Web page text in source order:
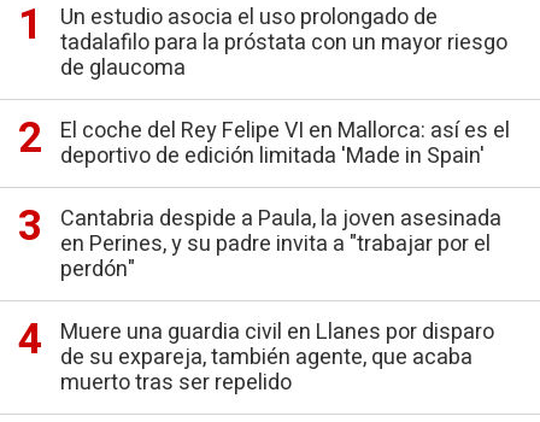
Un estudio asocia el uso prolongado de
tadalafilo para la próstata con un mayor riesgo
de glaucoma
El coche del Rey Felipe VI en Mallorca: así es el
deportivo de edición limitada 'Made in Spain'
Cantabria despide a Paula, la joven asesinada
en Perines, y su padre invita a "trabajar por el
perdón"
Muere una guardia civil en Llanes por disparo
de su expareja, también agente, que acaba
muerto tras ser repelido